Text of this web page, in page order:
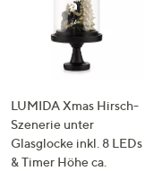
LUMIDA Xmas Hirsch-
Szenerie unter
Glasglocke inkl. 8 LEDs
& Timer Höhe ca.